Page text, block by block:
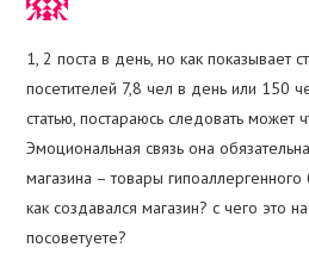
1, 2 поста в день, но как показывает
посетителей 7,8 чел в день или 150
статью, постараюсь следовать может
Эмоциональная связь она
магазина – товары гипоаллергенного
как создавался магазин? с чего это
посоветуете?